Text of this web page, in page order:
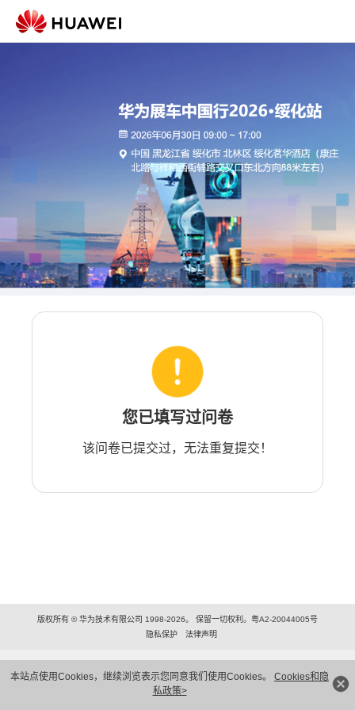
本站点使用Cookies，继续浏览表示您同意我们使用Cookies。 Cookies和隐
私政策>
您已填写过问卷
该问卷已提交过，无法重复提交！
版权所有 © 华为技术有限公司 1998-2026。 保留一切权利。粤A2-20044005号
隐私保护
法律声明